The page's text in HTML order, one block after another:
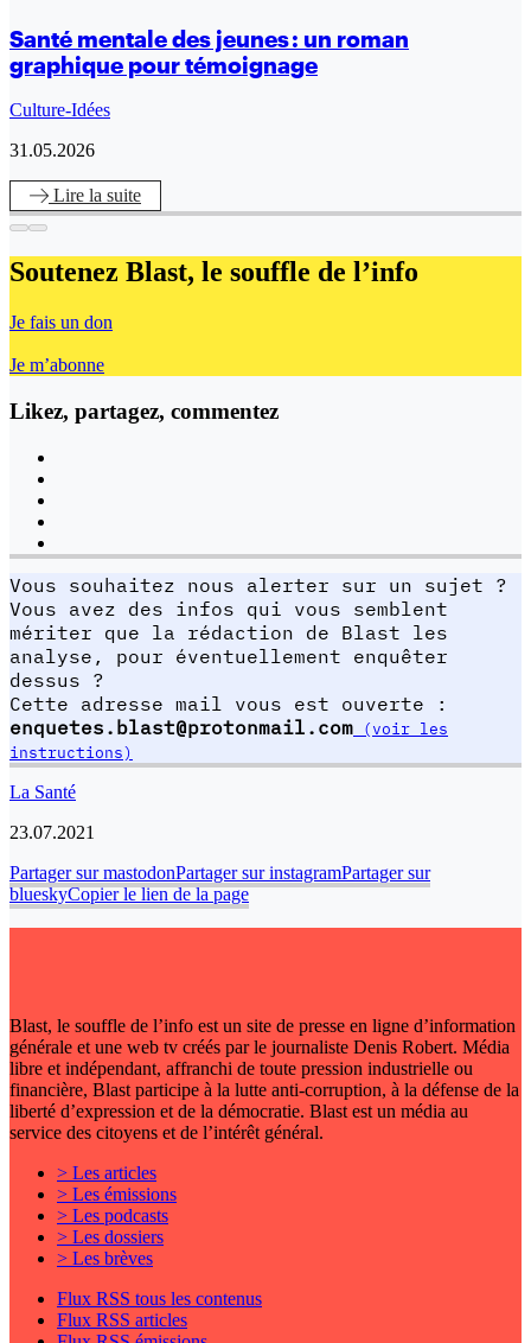
Santé mentale des jeunes : un roman
graphique pour témoignage
Culture-Idées
31.05.2026
Lire la suite
Soutenez Blast, le souffle de l’info
Je fais un don
Je m’abonne
Likez, partagez, commentez
Vous souhaitez nous alerter sur un sujet ?
Vous avez des infos qui vous semblent
mériter que la rédaction de Blast les
analyse, pour éventuellement enquêter
dessus ?
Cette adresse mail vous est ouverte :
enquetes.blast@protonmail.com (voir les
instructions)
La Santé
23.07.2021
Partager sur mastodonPartager sur instagramPartager sur
blueskyCopier le lien de la page
Blast, le souffle de l’info est un site de presse en ligne d’information
générale et une web tv créés par le journaliste Denis Robert. Média
libre et indépendant, affranchi de toute pression industrielle ou
financière, Blast participe à la lutte anti-corruption, à la défense de la
liberté d’expression et de la démocratie. Blast est un média au
service des citoyens et de l’intérêt général.
> Les articles
> Les émissions
> Les podcasts
> Les dossiers
> Les brèves
Flux RSS tous les contenus
Flux RSS articles